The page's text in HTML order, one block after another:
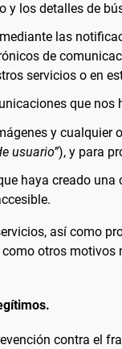
y los detalles de
las
de
servicios o en
que
y cualquier
usuario”), y para
haya creado
así como
otros
contra el